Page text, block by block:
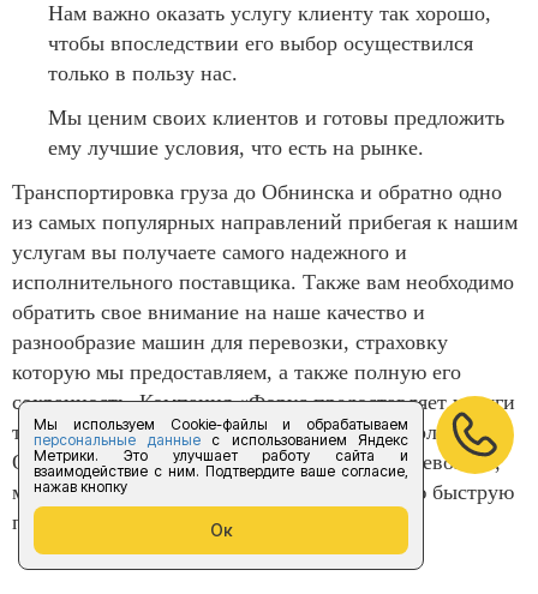
Мы используем Cookie-файлы и обрабатываем
персональные данныес использованием Яндекс
Метрики. Это улучшает работу сайта и
взаимодействие с ним. Подтвердите ваше согласие,
нажав кнопку
Ок
Нам важно оказать услугу клиенту так хорошо,
чтобы впоследствии его выбор осуществился
только в пользу нас.
Мы ценим своих клиентов и готовы предложить
ему лучшие условия, что есть на рынке.
Транспортировка груза до Обнинска и обратно одно
из самых популярных направлений прибегая к нашим
услугам вы получаете самого надежного и
исполнительного поставщика. Также вам необходимо
обратить свое внимание на наше качество и
разнообразие машин для перевозки, страховку
которую мы предоставляем, а также полную его
сохранность. Компания «Форус предоставляет услуги
только в полном объеме и следит за их исполнением.
Обязательно обращайтесь к нам за грузоперевозкой,
мы с радостью окажем вам лучшую и самую быструю
перевозку до необходимого адреса.